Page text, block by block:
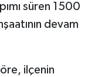
süren 1500
devam
ilçenin